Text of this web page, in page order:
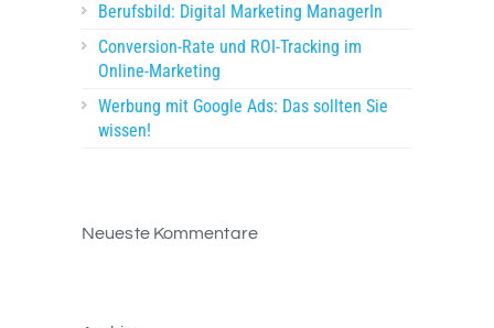
Berufsbild: Digital Marketing ManagerIn
Conversion-Rate und ROI-Tracking im
Online-Marketing
Werbung mit Google Ads: Das sollten Sie
wissen!
Neueste Kommentare